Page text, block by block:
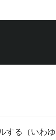
する（いわ